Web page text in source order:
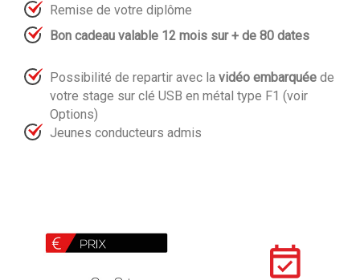
Remise de votre diplôme
Bon cadeau valable 12 mois sur + de 80 dates
Possibilité de repartir avec la vidéo embarquée de
votre stage sur clé USB en métal type F1 (voir
Options)
Jeunes conducteurs admis